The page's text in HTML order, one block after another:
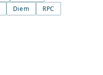
Diem RPC